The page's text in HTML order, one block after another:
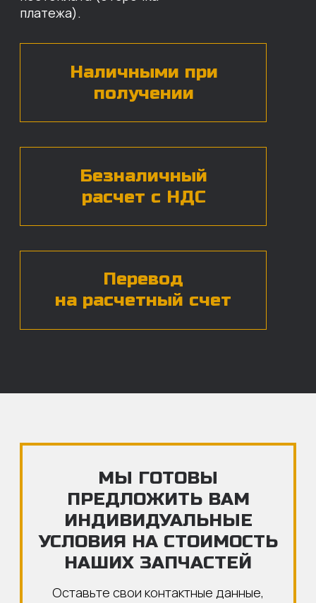
по нужным деталям.
Нажимая на кнопку, вы даете согласие на обработку
персональных данных*
ЧАСТЫЕ ВОПРОСЫ